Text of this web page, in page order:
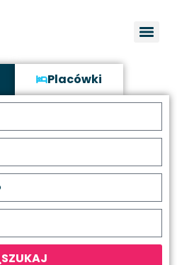
Placówki
SZUKAJ